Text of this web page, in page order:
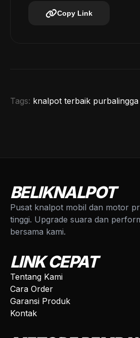
Copy Link
Tags: knalpot terbaik purbalingga
BELIKNALPOT
Pusat knalpot mobil dan motor
tinggi. Upgrade suara dan
bersama kami.
LINK CEPAT
Tentang Kami
Cara Order
Garansi Produk
Kontak